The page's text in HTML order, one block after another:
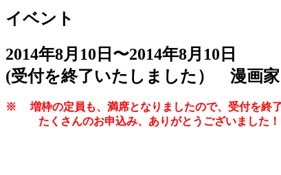
イベント
2014年8月10日〜2014年8月10日
(受付を終了いたしました） 漫画家
※ 増枠の定員も、満席となりましたので、受付を終了
たくさんのお申込み、ありがとうございました！